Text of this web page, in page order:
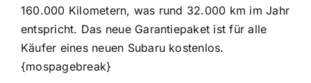
160.000 Kilometern, was rund 32.000 km im Jahr
entspricht. Das neue Garantiepaket ist für alle
Käufer eines neuen Subaru kostenlos.
{mospagebreak}